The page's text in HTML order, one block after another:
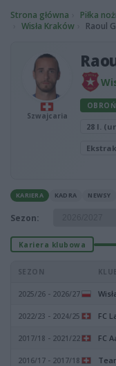
Strona główna Piłka
Wisła Kraków
Raoul
Szwajcaria
28 l.
KARIERA KADRA NEWSY
Sezon:
Kariera klubowa
SEZON
2025/26 - 2026/27
2022/23 - 2024/25 FC
2017/18 - 2021/22 FC
2016/17 - 2017/18